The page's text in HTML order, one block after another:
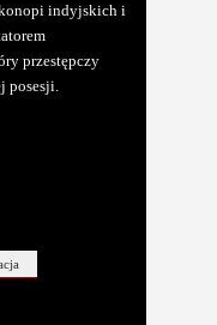
indyjskich i
przestępczy
posesji.